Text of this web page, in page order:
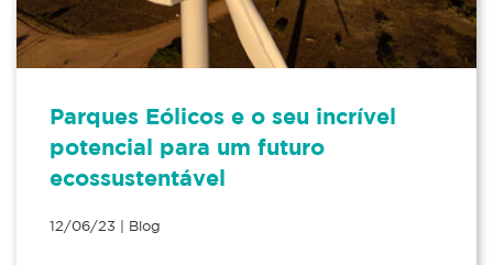
Parques Eólicos e o seu incrível
potencial para um futuro
ecossustentável
12/06/23 | Blog